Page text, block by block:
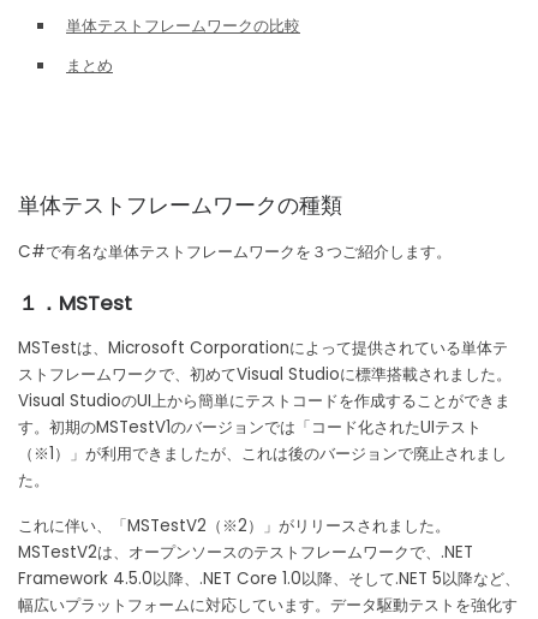
単体テストフレームワークの比較
まとめ
単体テストフレームワークの種類
C#で有名な単体テストフレームワークを３つご紹介します。
１．MSTest
MSTestは、Microsoft Corporationによって提供されている単体テ
ストフレームワークで、初めてVisual Studioに標準搭載されました。
Visual StudioのUI上から簡単にテストコードを作成することができま
す。初期のMSTestV1のバージョンでは「コード化されたUIテスト
（※1）」が利用できましたが、これは後のバージョンで廃止されまし
た。
これに伴い、「MSTestV2（※2）」がリリースされました。
MSTestV2は、オープンソースのテストフレームワークで、.NET
Framework 4.5.0以降、.NET Core 1.0以降、そして.NET 5以降など、
幅広いプラットフォームに対応しています。データ駆動テストを強化す